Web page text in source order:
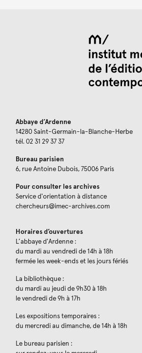
Abbaye d’Ardenne
14280 Saint-Germain-la-Blanche-Herbe
tél. 02 31 29 37 37
Bureau parisien
6, rue Antoine Dubois, 75006 Paris
Pour consulter les archives
Service d'orientation à distance
chercheurs@imec-archives.com
Horaires d’ouvertures
L’abbaye d'Ardenne :
du mardi au vendredi de 14h à 18h
fermée les week-ends et les jours fériés
La bibliothèque :
du mardi au jeudi de 9h30 à 18h
le vendredi de 9h à 17h
Les expositions temporaires :
du mercredi au dimanche, de 14h à 18h
Le bureau parisien :